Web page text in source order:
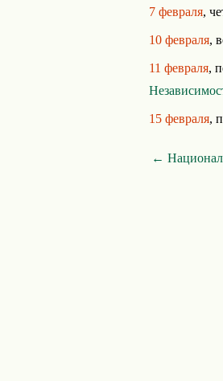
7 февраля,
10 февраля,
11 февраля,
15 февраля,
←